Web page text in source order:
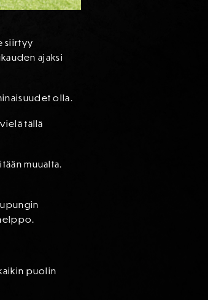
siirtyy
ajaksi
olla.
tällä
muualta.
puolin